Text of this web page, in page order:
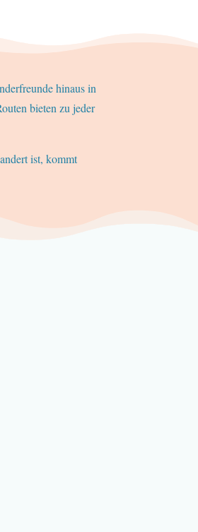
hinaus in
bieten zu jeder
ist, kommt